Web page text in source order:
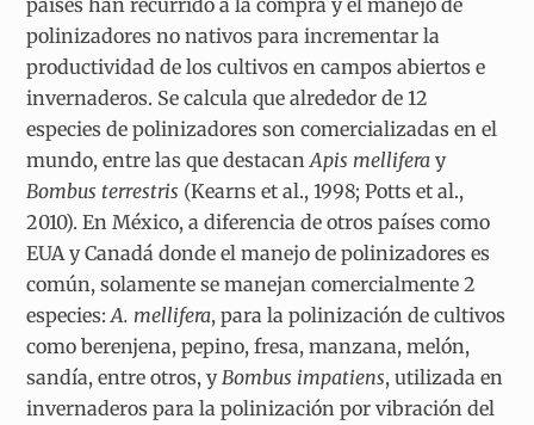
polinizadores no nativos para incrementar la
productividad de los cultivos en campos abiertos e
invernaderos. Se calcula que alrededor de 12
especies de polinizadores son comercializadas en el
mundo, entre las que destacanApis melliferay
Bombus terrestris (Kearns et al., 1998; Potts et al.,
2010). En México, a diferencia de otros países como
EUA y Canadá donde el manejo de polinizadores es
común, solamente se manejan comercialmente 2
especies:A. mellifera, para la polinización de cultivos
como berenjena, pepino, fresa, manzana, melón,
sandía, entre otros, y Bombus impatiens, utilizada en
invernaderos para la polinización por vibración del